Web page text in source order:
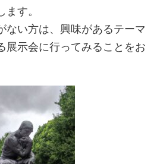
す。
ない方は、興味があるテーマ
展示会に行ってみることをお